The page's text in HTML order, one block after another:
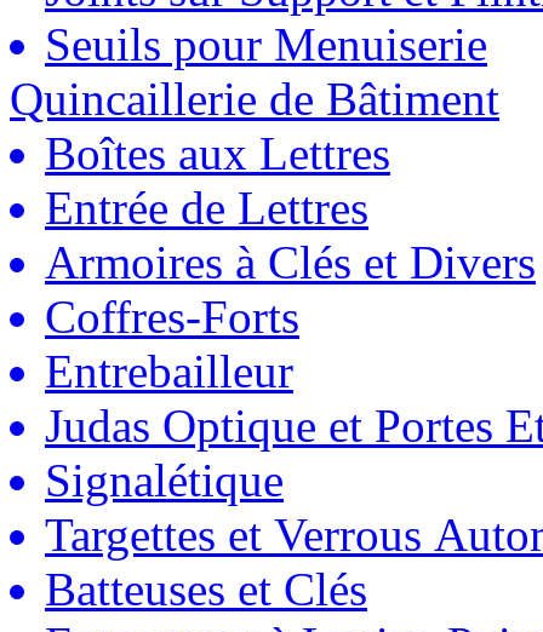
Seuils pour Menuiserie
Quincaillerie de Bâtiment
Boîtes aux Lettres
Entrée de Lettres
Armoires à Clés et Divers
Coffres-Forts
Entrebailleur
Judas Optique et Portes
Signalétique
Targettes et Verrous
Batteuses et Clés